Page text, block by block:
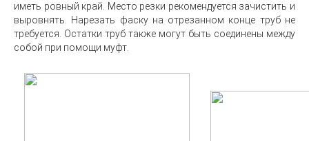
иметь ровный край. Место резки рекомендуется зачистить и
выровнять. Нарезать фаску на отрезанном конце труб не
требуется. Остатки труб также могут быть соединены между
собой при помощи муфт.